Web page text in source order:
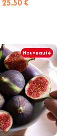
25.50 €
Nouveauté